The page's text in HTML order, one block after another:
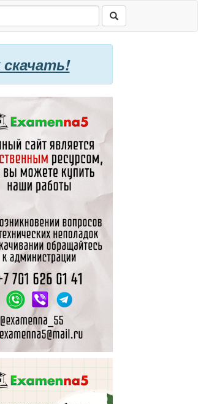
скачать!